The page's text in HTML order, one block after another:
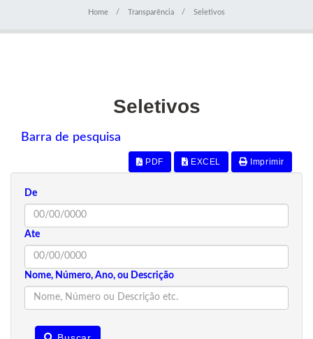
Home Transparência Seletivos
Seletivos
Barra de pesquisa
PDF EXCEL Imprimir
De
Ate
Nome, Número, Ano, ou Descrição